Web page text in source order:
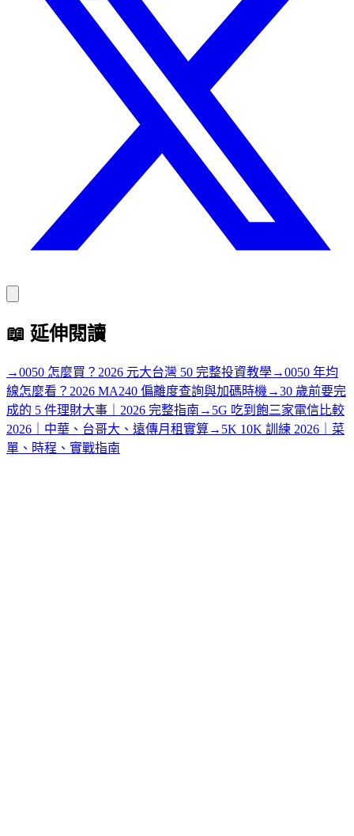
📖 延伸閱讀
→0050 怎麼買？2026 元大台灣 50 完整投資教學→0050 年均
線怎麼看？2026 MA240 偏離度查詢與加碼時機 →30 歲前要完
成的 5 件理財大事｜2026 完整指南 → 5G 吃到飽三家電信比較
2026｜中華、台哥大、遠傳月租實算→ 5K 10K 訓練 2026｜菜
單、時程、實戰指南